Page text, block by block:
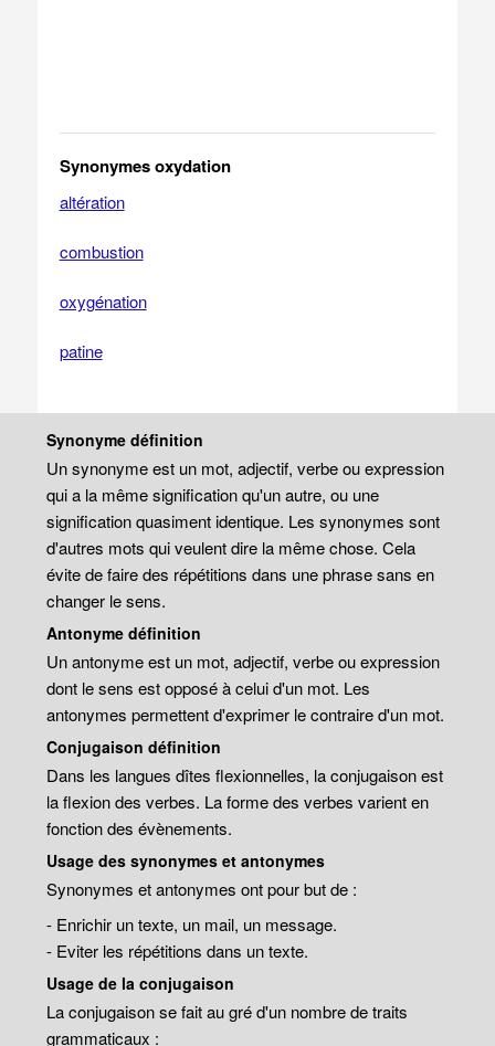
Synonymes oxydation
altération
combustion
oxygénation
patine
Synonyme définition
Un synonyme est un mot, adjectif, verbe ou expression
qui a la même signification qu'un autre, ou une
signification quasiment identique. Les synonymes sont
d'autres mots qui veulent dire la même chose. Cela
évite de faire des répétitions dans une phrase sans en
changer le sens.
Antonyme définition
Un antonyme est un mot, adjectif, verbe ou expression
dont le sens est opposé à celui d'un mot. Les
antonymes permettent d'exprimer le contraire d'un mot.
Conjugaison définition
Dans les langues dîtes flexionnelles, la conjugaison est
la flexion des verbes. La forme des verbes varient en
fonction des évènements.
Usage des synonymes et antonymes
Synonymes et antonymes ont pour but de :
- Enrichir un texte, un mail, un message.
- Eviter les répétitions dans un texte.
Usage de la conjugaison
La conjugaison se fait au gré d'un nombre de traits
grammaticaux :